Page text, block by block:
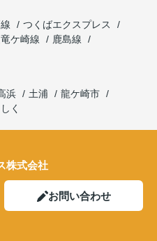
つくばエクスプレス
ケ崎線
鹿島線
浜 土浦
龍ケ崎市
く
株式会社
お問い合わせ